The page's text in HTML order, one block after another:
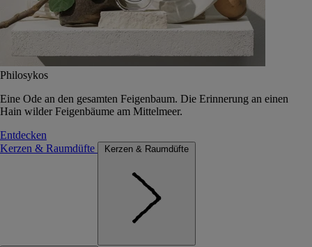
Philosykos
Eine Ode an den gesamten Feigenbaum. Die Erinnerung an einen
Hain wilder Feigenbäume am Mittelmeer.
Entdecken
Kerzen & Raumdüfte
Kerzen & Raumdüfte